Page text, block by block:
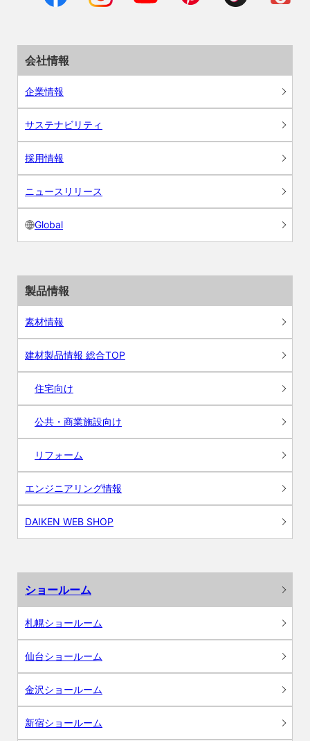
会社情報
企業情報
サステナビリティ
採用情報
ニュースリリース
Global
製品情報
素材情報
建材製品情報 総合TOP
住宅向け
公共・商業施設向け
リフォーム
エンジニアリング情報
DAIKEN WEB SHOP
ショールーム
札幌ショールーム
仙台ショールーム
金沢ショールーム
新宿ショールーム